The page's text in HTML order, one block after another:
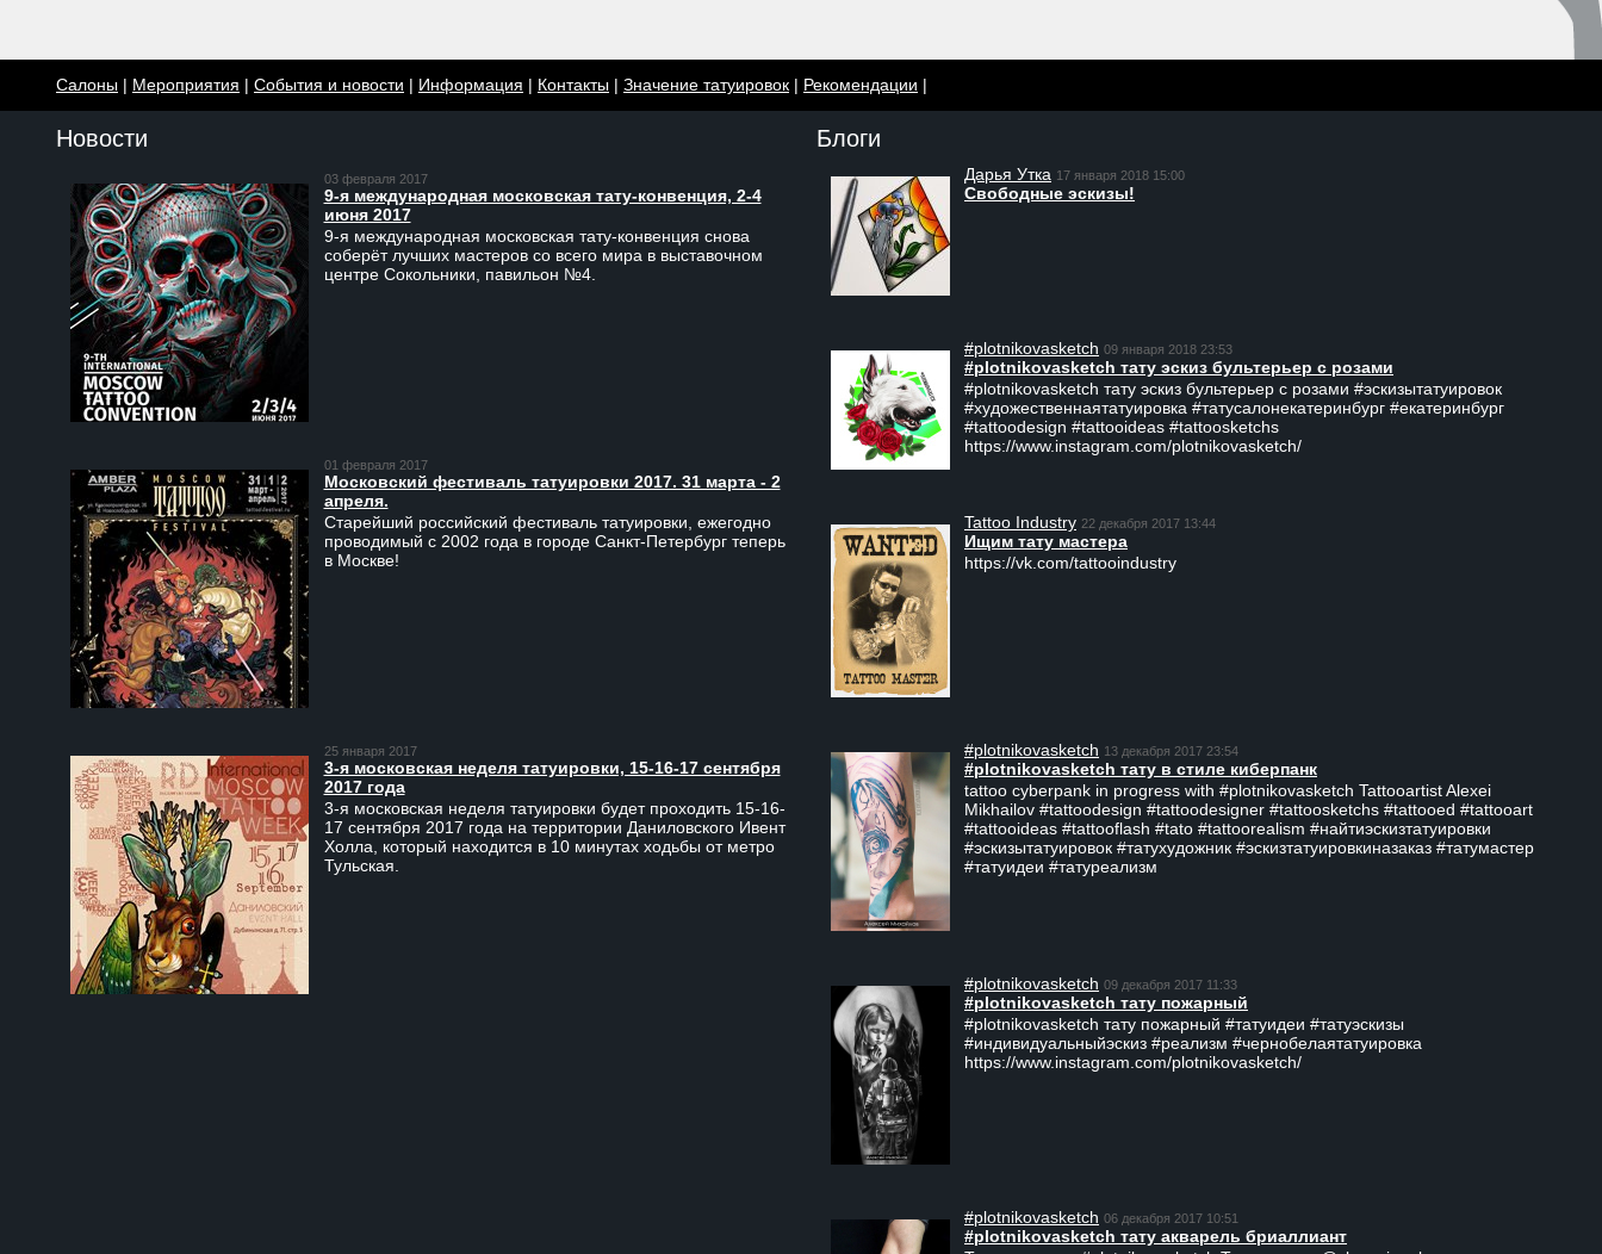
Салоны | Мероприятия | События и новости | Информация | Контакты | Значение татуировок | Рекомендации |
Новости
03 февраля 2017
9-я международная московская тату-конвенция, 2-4
июня 2017
9-я международная московская тату-конвенция снова
соберёт лучших мастеров со всего мира в выставочном
центре Сокольники, павильон №4.
01 февраля 2017
Московский фестиваль татуировки 2017. 31 марта - 2
апреля.
Старейший российский фестиваль татуировки, ежегодно
проводимый с 2002 года в городе Санкт-Петербург теперь
в Москве!
25 января 2017
3-я московская неделя татуировки, 15-16-17 сентября
2017 года
3-я московская неделя татуировки будет проходить 15-16-
17 сентября 2017 года на территории Даниловского Ивент
Холла, который находится в 10 минутах ходьбы от метро
Тульская.
Блоги
Дарья Утка 17 января 2018 15:00
Свободные эскизы!
#plotnikovasketch 09 января 2018 23:53
#plotnikovasketch тату эскиз бультерьер с розами
#plotnikovasketch тату эскиз бультерьер с розами #эскизытатуировок
#художественнаятатуировка #татусалонекатеринбург #екатеринбург
#tattoodesign #tattooideas #tattoosketchs
https://www.instagram.com/plotnikovasketch/
Tattoo Industry 22 декабря 2017 13:44
Ищим тату мастера
https://vk.com/tattooindustry
#plotnikovasketch 13 декабря 2017 23:54
#plotnikovasketch тату в стиле киберпанк
tattoo cyberpank in progress with #plotnikovasketch Tattooartist Alexei
Mikhailov #tattoodesign #tattoodesigner #tattoosketchs #tattooed #tattooart
#tattooideas #tattooflash #tato #tattoorealism #найтиэскизтатуировки
#эскизытатуировок #татухудожник #эскизтатуировкиназаказ #татумастер
#татуидеи #татуреализм
#plotnikovasketch 09 декабря 2017 11:33
#plotnikovasketch тату пожарный
#plotnikovasketch тату пожарный #татуидеи #татуэскизы
#индивидуальныйэскиз #реализм #чернобелаятатуировка
https://www.instagram.com/plotnikovasketch/
#plotnikovasketch 06 декабря 2017 10:51
#plotnikovasketch тату акварель бриаллиант